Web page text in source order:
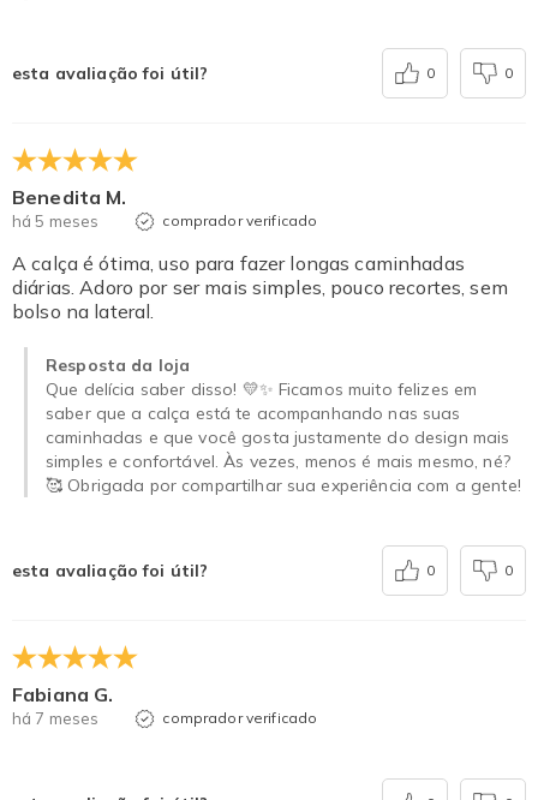
esta avaliação foi útil? 0 0
Benedita M.
há 5 meses comprador verificado
A calça é ótima, uso para fazer longas caminhadas
diárias. Adoro por ser mais simples, pouco recortes, sem
bolso na lateral.
Resposta da loja
Que delícia saber disso! 💛✨ Ficamos muito felizes em
saber que a calça está te acompanhando nas suas
caminhadas e que você gosta justamente do design mais
simples e confortável. Às vezes, menos é mais mesmo, né?
🥰 Obrigada por compartilhar sua experiência com a gente!
esta avaliação foi útil? 0 0
Fabiana G.
há 7 meses comprador verificado